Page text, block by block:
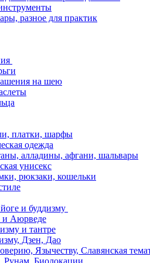
разное для практик
на шею
платки, шарфы
одежда
алладины, афгани, шальвары
унисекс
рюкзаки, кошельки
и буддизму
и Аюрведе
и тантре
Дзен, Дао
Язычеству, Славянская
Рунам, Биолокации